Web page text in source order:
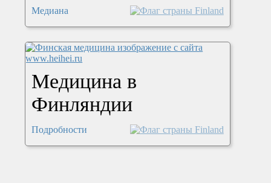
Медиана
Медицина в
Финляндии
Подробности